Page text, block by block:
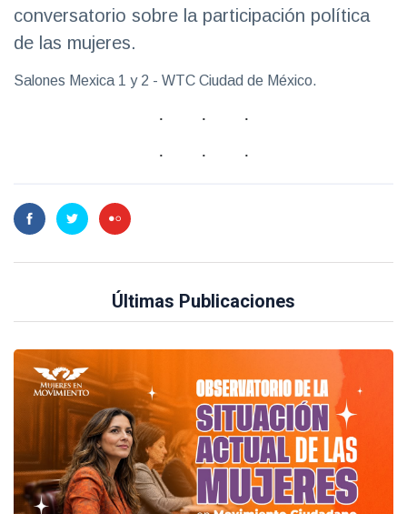
conversatorio sobre la participación política
de las mujeres.
Salones Mexica 1 y 2 - WTC Ciudad de México.
Últimas Publicaciones